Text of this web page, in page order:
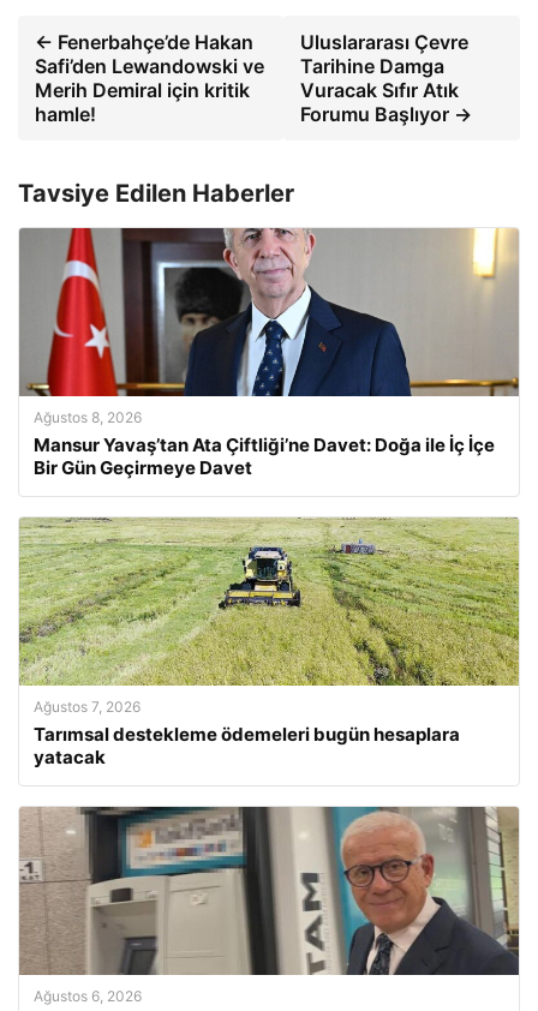
← Fenerbahçe’de Hakan
Safi’den Lewandowski ve
Merih Demiral için kritik
hamle!
Uluslararası Çevre
Tarihine Damga
Vuracak Sıfır Atık
Forumu Başlıyor →
Tavsiye Edilen Haberler
Ağustos 8, 2026
Mansur Yavaş’tan Ata Çiftliği’ne Davet: Doğa ile İç İçe
Bir Gün Geçirmeye Davet
Ağustos 7, 2026
Tarımsal destekleme ödemeleri bugün hesaplara
yatacak
Ağustos 6, 2026